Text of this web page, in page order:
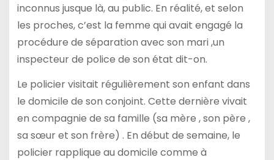
inconnus jusque là, au public. En réalité, et selon
les proches, c’est la femme qui avait engagé la
procédure de séparation avec son mari ,un
inspecteur de police de son état dit-on.
Le policier visitait régulièrement son enfant dans
le domicile de son conjoint. Cette dernière vivait
en compagnie de sa famille (sa mère , son père ,
sa sœur et son frère) . En début de semaine, le
policier rapplique au domicile comme à